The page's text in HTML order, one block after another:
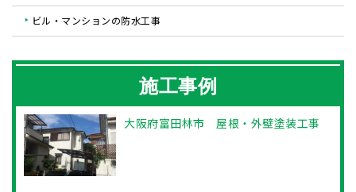
ビル・マンションの防水工事
施工事例
大阪府富田林市 屋根・外壁塗装工事